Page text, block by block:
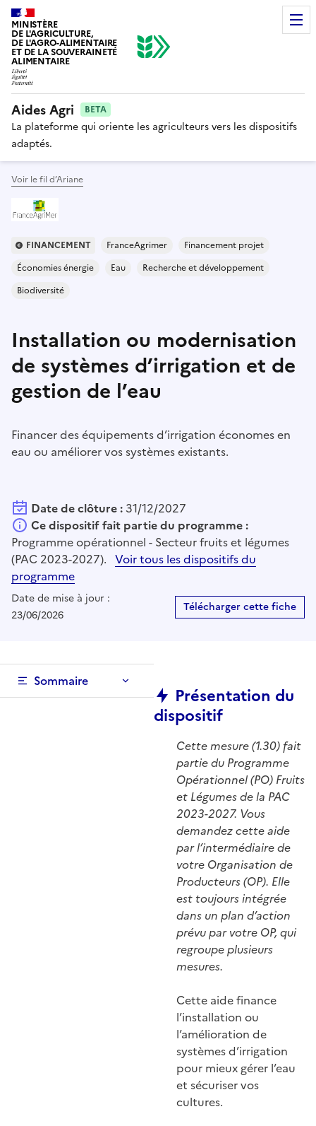
MINISTÈRE
DE L'AGRICULTURE,
DE L'AGRO-ALIMENTAIRE
ET DE LA SOUVERAINETÉ
ALIMENTAIRE
Aides Agri BETA
La plateforme qui oriente les agriculteurs vers les dispositifs
adaptés.
Voir le fil d’Ariane
FINANCEMENT FranceAgrimer
Financement projet
Économies énergie
Eau
Recherche et développement
Biodiversité
Installation ou modernisation
de systèmes d’irrigation et de
gestion de l’eau
Financer des équipements d’irrigation économes en
eau ou améliorer vos systèmes existants.
Date de clôture : 31/12/2027
Ce dispositif fait partie du programme :
Programme opérationnel - Secteur fruits et légumes
(PAC 2023-2027). Voir tous les dispositifs du
programme
Date de mise à jour :
23/06/2026
Télécharger cette fiche
Sommaire
Présentation du
dispositif
Cette mesure (1.30) fait
partie du Programme
Opérationnel (PO) Fruits
et Légumes de la PAC
2023-2027. Vous
demandez cette aide
par l’intermédiaire de
votre Organisation de
Producteurs (OP). Elle
est toujours intégrée
dans un plan d’action
prévu par votre OP, qui
regroupe plusieurs
mesures.
Cette aide finance
l’installation ou
l’amélioration de
systèmes d’irrigation
pour mieux gérer l’eau
et sécuriser vos
cultures.